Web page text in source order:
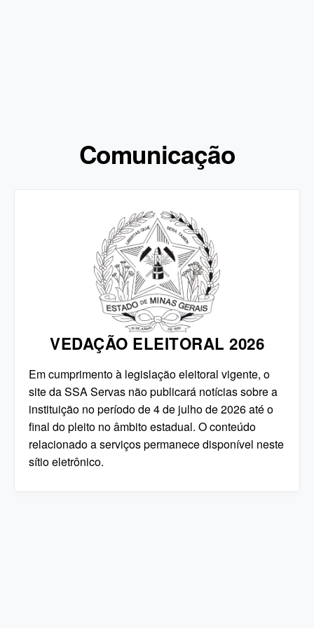
Comunicação
VEDAÇÃO ELEITORAL 2026
Em cumprimento à legislação eleitoral vigente, o
site da SSA Servas não publicará notícias sobre a
instituição no período de 4 de julho de 2026 até o
final do pleito no âmbito estadual. O conteúdo
relacionado a serviços permanece disponível neste
sítio eletrônico.